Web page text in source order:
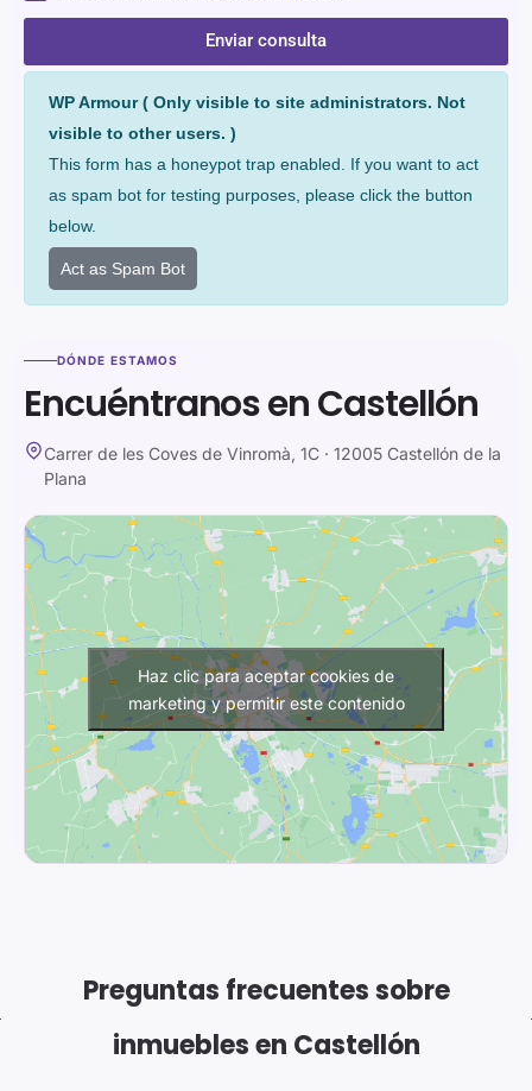
Enviar consulta
Alternative:
WP Armour ( Only visible to site administrators. Not
visible to other users. )
This form has a honeypot trap enabled. If you want to act
as spam bot for testing purposes, please click the button
below.
Act as Spam Bot
DÓNDE ESTAMOS
Encuéntranos en Castellón
Carrer de les Coves de Vinromà, 1C · 12005 Castellón de la
Plana
Haz clic para aceptar cookies de
marketing y permitir este contenido
Preguntas frecuentes sobre
inmuebles en Castellón